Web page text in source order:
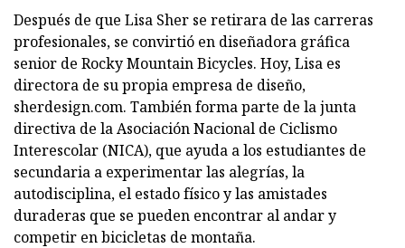
Después de que Lisa Sher se retirara de las carreras
profesionales, se convirtió en diseñadora gráfica
senior de Rocky Mountain Bicycles. Hoy, Lisa es
directora de su propia empresa de diseño,
sherdesign.com. También forma parte de la junta
directiva de la Asociación Nacional de Ciclismo
Interescolar (NICA), que ayuda a los estudiantes de
secundaria a experimentar las alegrías, la
autodisciplina, el estado físico y las amistades
duraderas que se pueden encontrar al andar y
competir en bicicletas de montaña.